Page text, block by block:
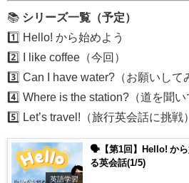
📚 シリーズ一覧（予定）
1️⃣ Hello! から始めよう
2️⃣ I like coffee（今回）
3️⃣ Can I have water?（お願いして
4️⃣ Where is the station?（道を聞い
5️⃣ Let’s travel!（旅行英会話に挑戦）
英語学習
🗣️【第1回】Hello! から
る英会話(1/5)